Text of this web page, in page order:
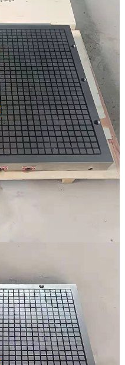
荣誉资质
定制服务
维修检测
技术原理
联系我们